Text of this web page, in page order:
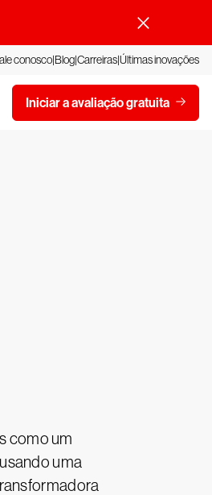
conoscoBlogCarreirasÚltimas inovações
Iniciar a avaliação gratuita
como um
uma